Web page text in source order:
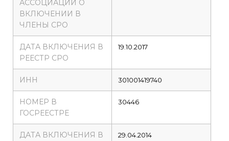
АССОЦИАЦИИ О
ВКЛЮЧЕНИИ В
ЧЛЕНЫ СРО
ДАТА ВКЛЮЧЕНИЯ В
РЕЕСТР СРО
19.10.2017
ИНН 301001419740
НОМЕР В
ГОСРЕЕСТРЕ
30446
ДАТА ВКЛЮЧЕНИЯ В
29.04.2014